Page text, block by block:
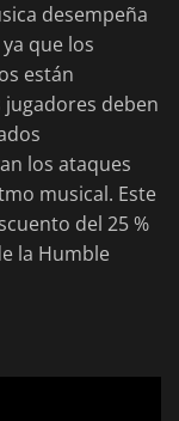
desempeña
que los
están
deben
los ataques
musical. Este
del 25 %
la Humble